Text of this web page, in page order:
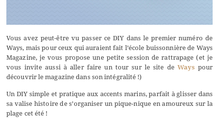
Vous avez peut-être vu passer ce DIY dans le premier numéro de
Ways, mais pour ceux qui auraient fait l’école buissonnière de Ways
Magazine, je vous propose une petite session de rattrapage (et je
vous invite aussi à aller faire un tour sur le site deWays pour
découvrir le magazine dans son intégralité !)
Un DIY simple et pratique aux accents marins, parfait à glisser dans
sa valise histoire de s’organiser un pique-nique en amoureux sur la
plage cet été !